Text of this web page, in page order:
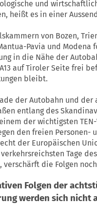
und
heißt es in einer
von Bozen,
Pavia und Modena
in die Nähe der
auf Tiroler Seite frei
bleibt.
der Autobahn und der
entlang des
der wichtigsten
den freien Personen-
der Europäischen
Tage
die Folgen
Folgen der
werden sich nicht